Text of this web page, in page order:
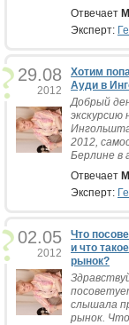
Отвечает
Эксперт:
29.08
2012
Хотим
Ауди в
Добрый
экскурсию
2012,
Берлине в
Отвечает
Эксперт:
02.05
2012
Что
и что
рынок?
слышала
рынок.